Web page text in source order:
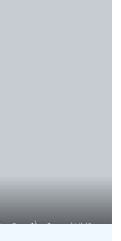
răng đều đẹp, cải thiện